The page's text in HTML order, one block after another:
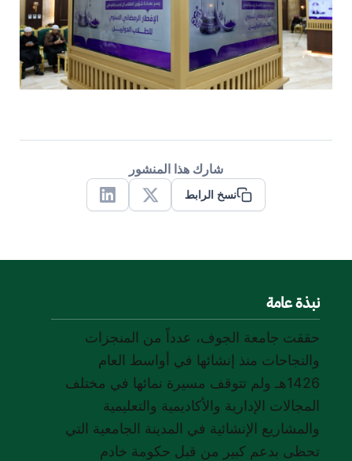
شارك هذا المنشور
نسخ الرابط
X
Linkedin
نبذة عامة
حققت جامعة الجوف، عدداً من المنجزات
والنجاحات منذ إنشائها في أواسط العام
1426هـ ولم تتوقف مسيرة نمائها في مختلف
المجالات الإدارية والأكاديمية والتعليمية
والمشاريع الإنشائية في المدينة الجامعية التي
تحظى بدعم كبير من قبل حكومة خادم